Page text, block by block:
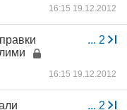
16:15 19.12.2012
... 2
16:15 19.12.2012
... 2